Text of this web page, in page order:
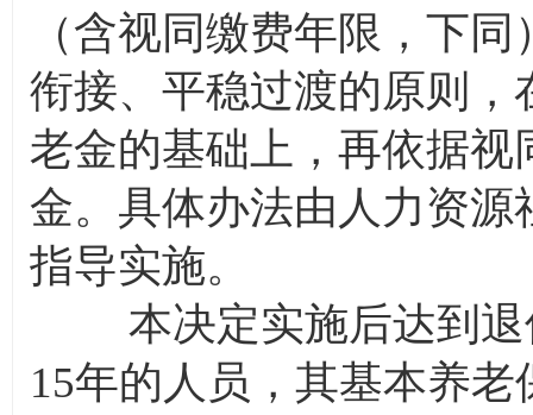
（含视同缴费年限，下
衔接、平稳过渡的原则
老金的基础上，再依据
金。具体办法由人力资
指导实施。
本决定实施后达到退
15年的人员，其基本养